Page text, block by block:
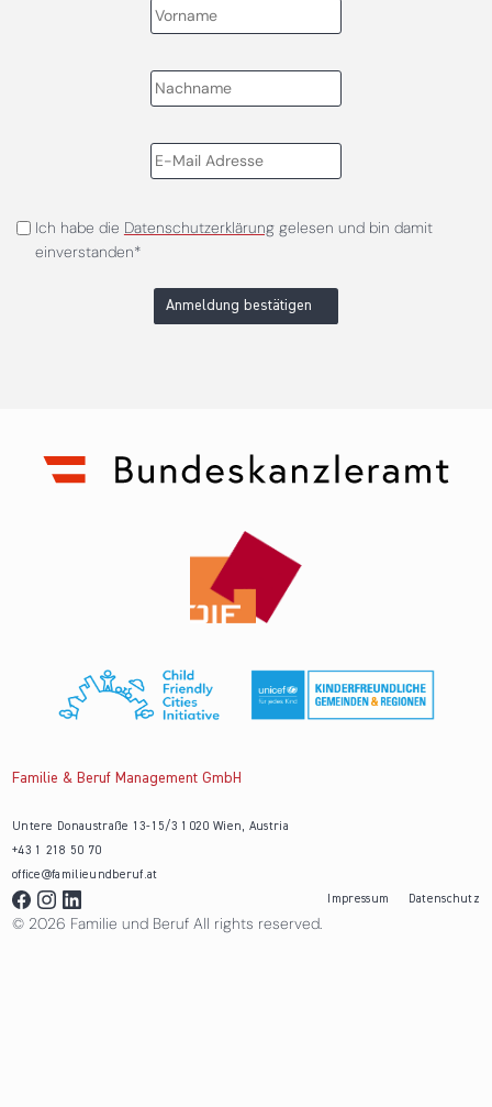
Ich habe die Datenschutzerklärunggelesen und bin damit
einverstanden*
Anmeldung bestätigen
Familie & Beruf Management GmbH
Untere Donaustraße 13-15/3 1020 Wien, Austria
+43 1 218 50 70
office@familieundberuf.at
Impressum
Datenschutz
© 2026 Familie und Beruf All rights reserved.